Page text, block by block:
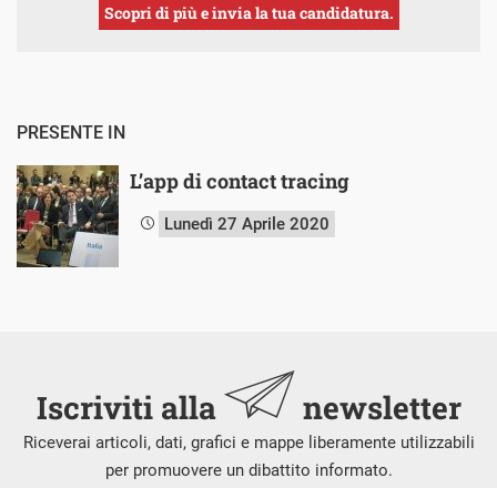
Scopri di più e invia la tua candidatura.
PRESENTE IN
L’app di contact tracing
Lunedì 27 Aprile 2020
Iscriviti alla newsletter
Riceverai articoli, dati, grafici e mappe liberamente utilizzabili
per promuovere un dibattito informato.